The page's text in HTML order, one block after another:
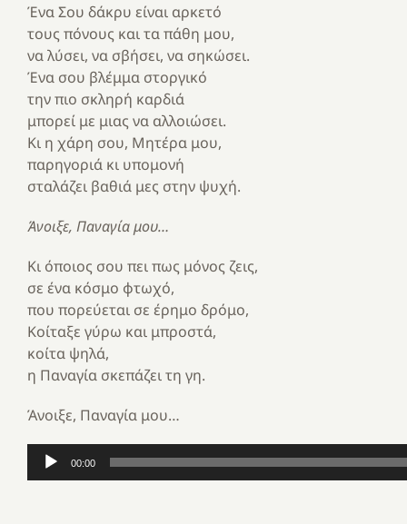
Ένα Σου δάκρυ είναι αρκετό
τους πόνους και τα πάθη μου,
να λύσει, να σβήσει, να σηκώσει.
Ένα σου βλέμμα στοργικό
την πιο σκληρή καρδιά
μπορεί με μιας να αλλοιώσει.
Κι η χάρη σου, Μητέρα μου,
παρηγοριά κι υπομονή
σταλάζει βαθιά μες στην ψυχή.
Άνοιξε, Παναγία μου…
Κι όποιος σου πει πως μόνος ζεις,
σε ένα κόσμο φτωχό,
που πορεύεται σε έρημο δρόμο,
Κοίταξε γύρω και μπροστά,
κοίτα ψηλά,
η Παναγία σκεπάζει τη γη.
Άνοιξε, Παναγία μου…
Πρόγραμμα
Αναπαραγωγής
00:00